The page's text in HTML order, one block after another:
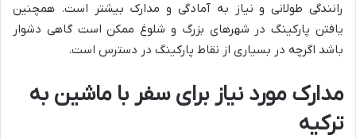
رانندگی طولانی و نیاز به آمادگی و مدارک بیشتر است. همچنین
یافتن پارکینگ در شهرهای بزرگ و شلوغ ممکن است گاهی دشوار
باشد اگرچه در بسیاری از نقاط پارکینگ در دسترس است.
مدارک مورد نیاز برای سفر با ماشین به
ترکیه